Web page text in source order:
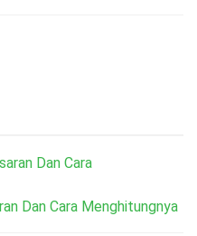
Dan Cara Menghitungnya